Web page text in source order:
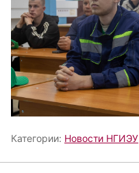
Категории: Новости НГИЭУ